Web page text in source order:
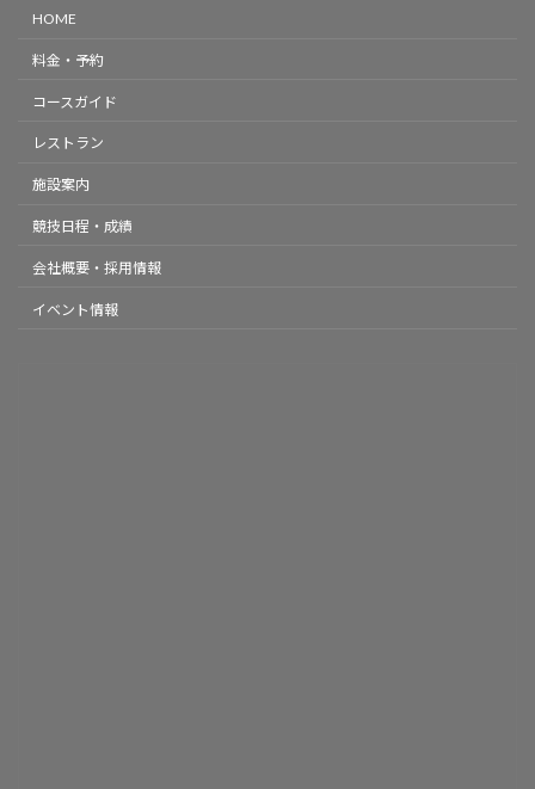
HOME
料金・予約
コースガイド
レストラン
施設案内
競技日程・成績
会社概要・採用情報
イベント情報